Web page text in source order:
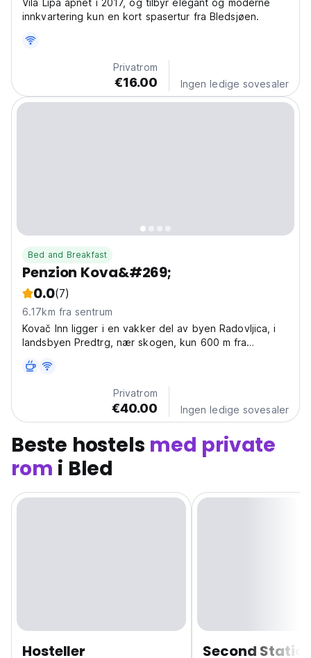
Vila Lipa åpnet i 2017, og tilbyr elegant og moderne
innkvartering kun en kort spasertur fra Bledsjøen.
Privatrom
€16.00 Ingen ledige sovesaler
Bed and Breakfast
Penzion Kova&#269;
0.0(7)
6.17km fra sentrum
Kovač Inn ligger i en vakker del av byen Radovljica, i
landsbyen Predtrg, nær skogen, kun 600 m fra
Privatrom
€40.00 Ingen ledige sovesaler
Beste hostels med private
rom i Bled
Hosteller
Second